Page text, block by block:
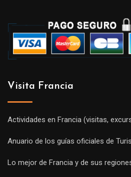
Visita Francia
Actividades en Francia (visitas,
Anuario de los guías oficiales de
Lo mejor de Francia y de sus